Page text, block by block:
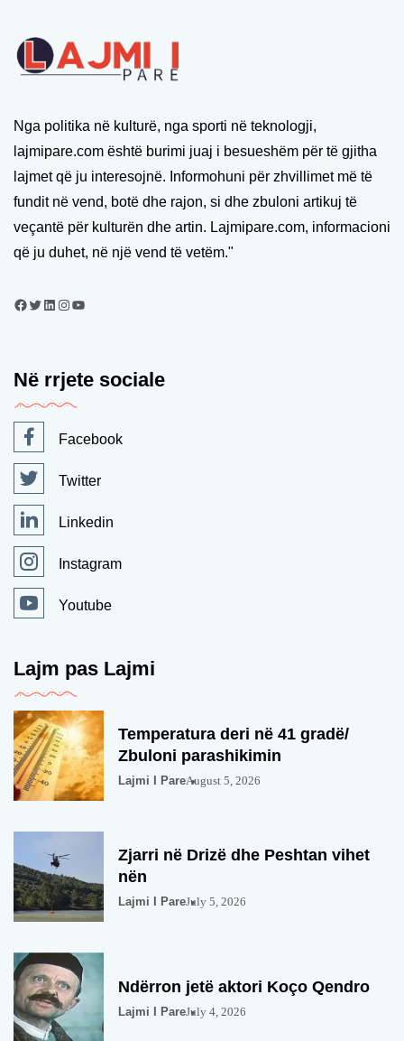
Nga politika në kulturë, nga sporti në teknologji,
lajmipare.com është burimi juaj i besueshëm për të gjitha
lajmet që ju interesojnë. Informohuni për zhvillimet më të
fundit në vend, botë dhe rajon, si dhe zbuloni artikuj të
veçantë për kulturën dhe artin. Lajmipare.com, informacioni
që ju duhet, në një vend të vetëm."
Në rrjete sociale
Facebook
Twitter
Linkedin
Instagram
Youtube
Lajm pas Lajmi
Temperatura deri në 41 gradë/
Zbuloni parashikimin
Lajmi I PareAugust 5, 2026
Zjarri në Drizë dhe Peshtan vihet
nën
Lajmi I PareJuly 5, 2026
Ndërron jetë aktori Koço Qendro
Lajmi I PareJuly 4, 2026